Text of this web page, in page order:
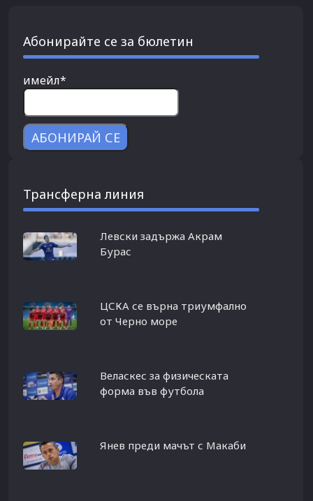
Абонирайте се за бюлетин
имейл*
Трансферна линия
Левски задържа Акрам
Бурас
ЦСКА се върна триумфално
от Черно море
Веласкес за физическата
форма във футбола
Янев преди мачът с Макаби